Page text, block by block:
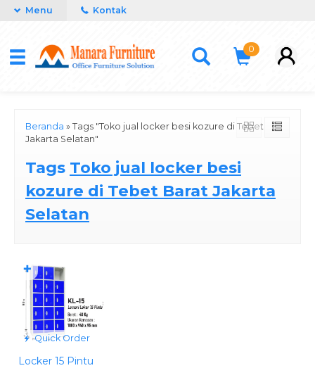
Menu Kontak
0
Beranda » Tags "Toko jual locker besi kozure di Tebet Barat
Jakarta Selatan"
Tags Toko jual locker besi
kozure di Tebet Barat Jakarta
Selatan
Quick Order
Locker 15 Pintu
✚